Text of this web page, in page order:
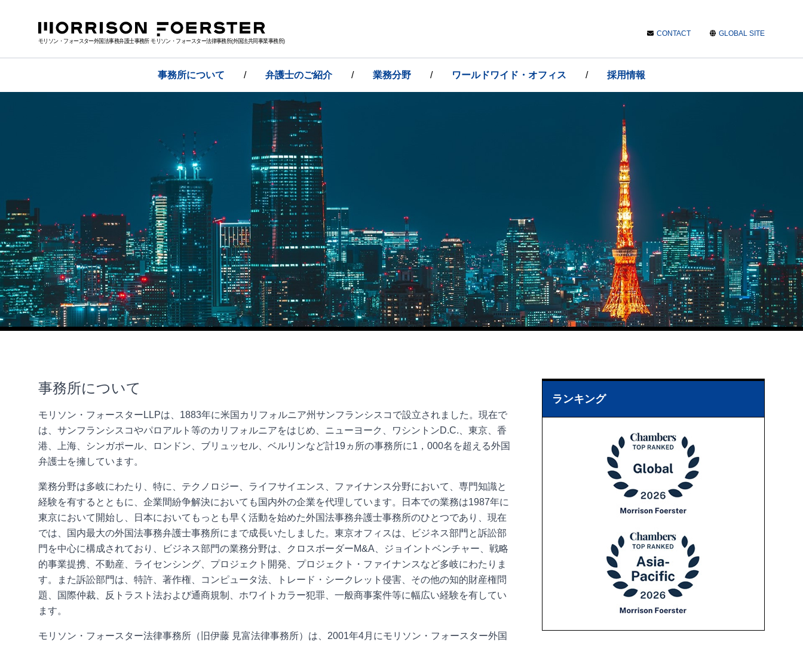
モリソン・フォースター外国法事務弁護士事務所 モリソン・フォースター法律事務所(外国法共同事業事務所)
CONTACT GLOBAL SITE
事務所について / 弁護士のご紹介 / 業務分野 / ワールドワイド・オフィス / 採用情報
事務所について
モリソン・フォースターLLPは、1883年に米国カリフォルニア州サンフランシスコで設立されました。現在で
は、サンフランシスコやパロアルト等のカリフォルニアをはじめ、ニューヨーク、ワシントンD.C.、東京、香
港、上海、シンガポール、ロンドン、ブリュッセル、ベルリンなど計19ヵ所の事務所に1，000名を超える外国
弁護士を擁しています。
業務分野は多岐にわたり、特に、テクノロジー、ライフサイエンス、ファイナンス分野において、専門知識と
経験を有するとともに、企業間紛争解決においても国内外の企業を代理しています。日本での業務は1987年に
東京において開始し、日本においてもっとも早く活動を始めた外国法事務弁護士事務所のひとつであり、現在
では、国内最大の外国法事務弁護士事務所にまで成長いたしました。東京オフィスは、ビジネス部門と訴訟部
門を中心に構成されており、ビジネス部門の業務分野は、クロスボーダーM&A、ジョイントベンチャー、戦略
的事業提携、不動産、ライセンシング、プロジェクト開発、プロジェクト・ファイナンスなど多岐にわたりま
す。また訴訟部門は、特許、著作権、コンピュータ法、トレード・シークレット侵害、その他の知的財産権問
題、国際仲裁、反トラスト法および通商規制、ホワイトカラー犯罪、一般商事案件等に幅広い経験を有してい
ます。
モリソン・フォースター法律事務所（旧伊藤 見富法律事務所）は、2001年4月にモリソン・フォースター外国
ランキング